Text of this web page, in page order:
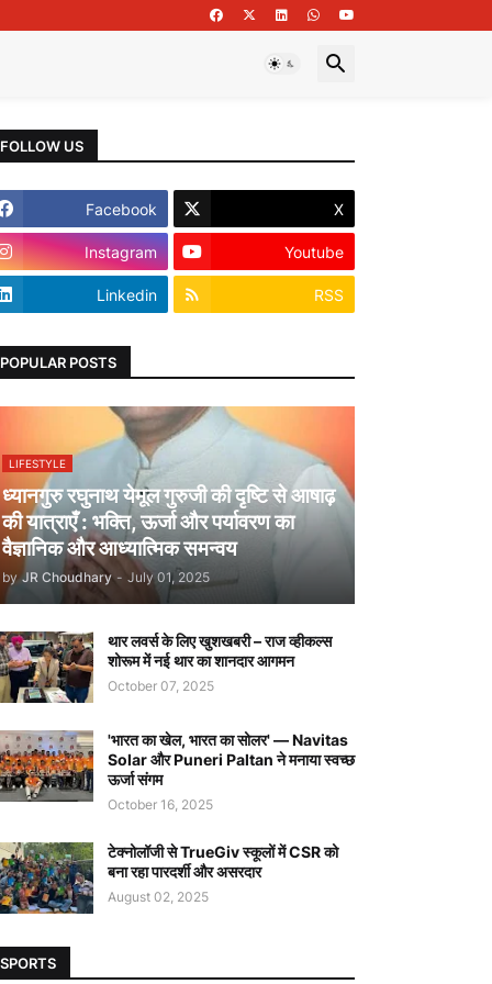
FOLLOW US
Facebook X
Instagram Youtube
Linkedin RSS
POPULAR POSTS
LIFESTYLE
ध्यानगुरु रघुनाथ येमूल गुरुजी की दृष्टि से आषाढ़
की यात्राएँ : भक्ति, ऊर्जा और पर्यावरण का
वैज्ञानिक और आध्यात्मिक समन्वय
by JR Choudhary - July 01, 2025
थार लवर्स के लिए खुशखबरी – राज व्हीकल्स
शोरूम में नई थार का शानदार आगमन
October 07, 2025
'भारत का खेल, भारत का सोलर' — Navitas
Solar और Puneri Paltan ने मनाया स्वच्छ
ऊर्जा संगम
October 16, 2025
टेक्नोलॉजी से TrueGiv स्कूलों में CSR को
बना रहा पारदर्शी और असरदार
August 02, 2025
SPORTS